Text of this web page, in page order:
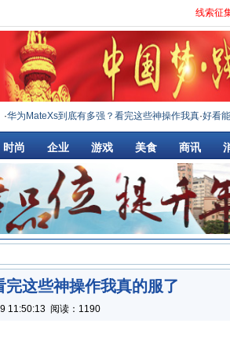
线索征
为MateXs到底有多强？看完这些神操作我真·好看能打
时尚 企业 游戏 美食 商讯
这些神操作我真的服了
11:50:13 阅读：1190